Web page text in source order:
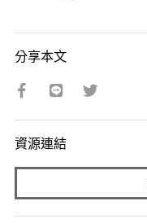
分享本文
資源連結